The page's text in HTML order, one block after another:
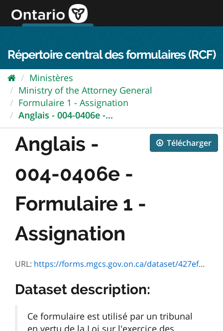
directement
au
Répertoire central des formulaires (RCF)
Ministères
Ministry of the Attorney General
Formulaire 1 - Assignation
Anglais - 004-0406e -...
Télécharger
Anglais -
004-0406e -
Formulaire 1 -
Assignation
URL: https://forms.mgcs.gov.on.ca/dataset/427efbda-a233-4e41-abac-0ba5f320f1e1/resource/fdb33365-d0d1-4589-8421-314f5f6a63d5/download/004-0406e.pdf
Dataset description:
Ce formulaire est utilisé par un tribunal